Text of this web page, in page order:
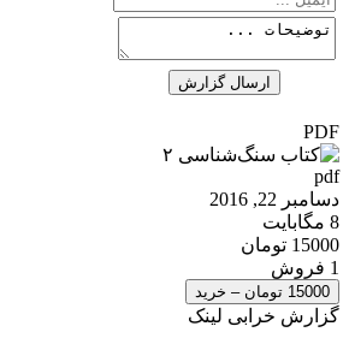
PDF
pdf
دسامبر 22, 2016
8 مگابایت
15000 تومان
1 فروش
15000 تومان – خرید
گزارش خرابی لینک